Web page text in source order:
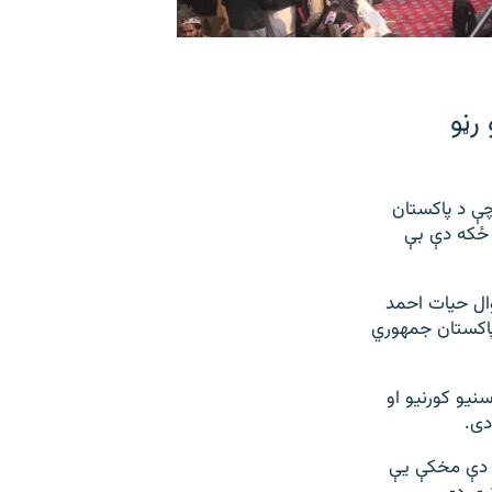
مشرانو د فبرورۍ پر ۱۵مه وویل چې د پاکستان
ځکه دې بې
حیات احمد
پاکستان جمهوري
کورنیو او
دې مخکې یې